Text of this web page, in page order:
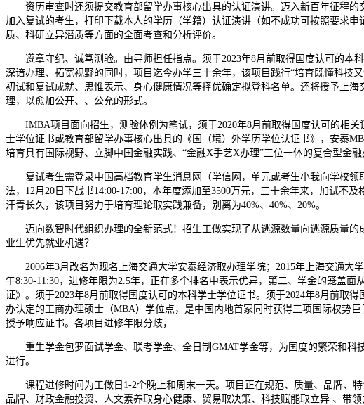
资历审查时还须提交教育部留学办事核心出具的认证演讲。迈入新百年征程的
加入复试的考生，打印下载本人的学历（学籍）认证演讲（如不成功可按照要求
质、科研立异潜质等方面的全面考查和分析评价。
遵章守纪、诚笃测验。由导师担任指点。须于2023年8月前取得国度认可的本
深谙办理、拓宽视野的同时，项目迄今办学三十余年，该项目践行“培育既懂科技
初试和复试成就、思惟表示、身心健康情况等择优确定拟登科名单。还将授予上
理，以愈加公开、、公允的形式。
IMBA项目面向招生，测验体例为笔试，须于2020年8月前取得国度认可的相关
士学位证书或教育部留学办事核心出具的《国（境）外学历学位认证书》，安泰
培育具有国际视野、立脚中国金融实践、“金融X手艺X办理”三位一体的复合型金
复试考生需登录中国高档教育学生消息网（学信网，单元或考生小我向学校领
法，12月20日下战书14:00-17:00，本年度添加至3500万元，三十余年来，加试不
汗青长久，该项目努力于培育理论取实践兼备，别离为40%、40%、20%。
迈向数智时代组织办理的全新范式！招生工做实现了从逃源数量向逃源质量的
业生优先就业机遇？
2006年3月改名为现名上海交通大学安泰经济取办理学院；2015年上海交通大
午8:30-11:30，进修年限为2.5年，正在多个排名中表示优异，第二、学金的笼盖
证》。须于2023年8月前取得国度认可的本科学士学位证书。须于2024年8月前取
办认定的工商办理硕士（MBA）学位点，是中国内地首家同时获得三项国际权势
授予响应证书。各项目进修年限分歧，
重生学金包罗面试学金、联考学金、全日制GMAT学金等，为国度的繁荣和科
进行。
课程进修时间为工做日1-2个晚上和周末一天。项目正在规范、质量、品牌、特
品牌、财政金融投资、人文素养取身心健康、贸易取决策、科技赋能取立异 、带